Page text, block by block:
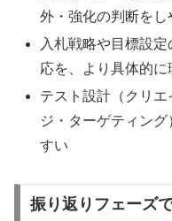
外・強化の判断をし
入札戦略や目標設
応を、より具体的に
テスト設計（クリ
ジ・ターゲティン
すい
振り返りフェーズ